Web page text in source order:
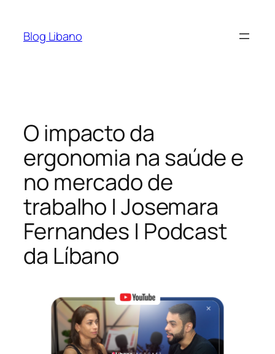
Blog Libano
O impacto da
ergonomia na saúde e
no mercado de
trabalho | Josemara
Fernandes | Podcast
da Líbano